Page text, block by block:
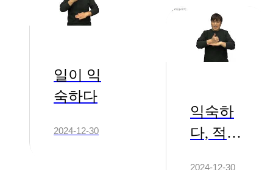
일이 익
숙하다
2024-12-30
익숙하
다, 적응
2024-12-30